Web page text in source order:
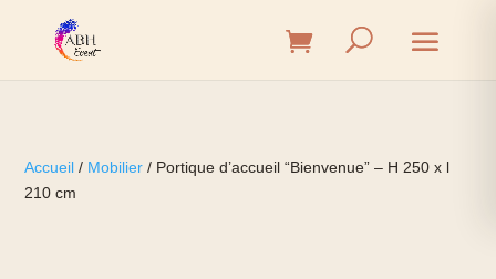
Accueil / Mobilier / Portique d’accueil “Bienvenue” – H 250 x l
210 cm